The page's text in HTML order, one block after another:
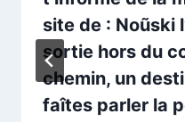
site de : Noũski
sortie hors du
chemin, un
faîtes parler la